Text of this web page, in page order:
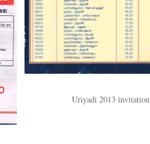
Uriyadi 2013 invitation